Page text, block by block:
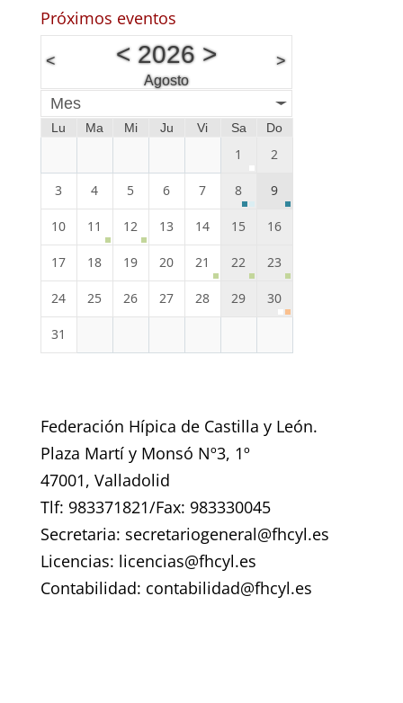
Próximos eventos
< < 2026>
Agosto
>
Mes
Lu Ma Mi Ju Vi Sa Do
1 2
3 4 5 6 7 8 9
10 11 12 13 14 15 16
17 18 19 20 21 22 23
24 25 26 27 28 29 30
31
Federación Hípica de Castilla y León.
Plaza Martí y Monsó Nº3, 1º
47001, Valladolid
Tlf: 983371821/Fax: 983330045
Secretaria: secretariogeneral@fhcyl.es
Licencias: licencias@fhcyl.es
Contabilidad: contabilidad@fhcyl.es